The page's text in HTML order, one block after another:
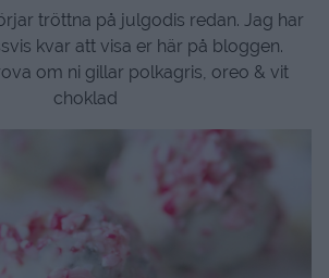
tröttna på julgodis redan. Jag har
kvar att visa er här på bloggen.
om ni gillar polkagris, oreo & vit
choklad